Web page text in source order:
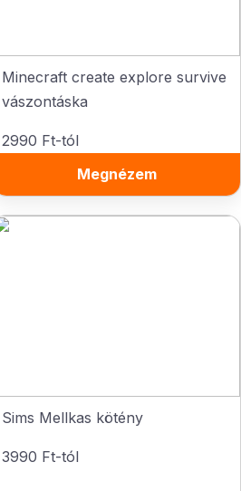
Minecraft create explore survive
vászontáska
2990 Ft-tól
Megnézem
Sims Mellkas kötény
3990 Ft-tól